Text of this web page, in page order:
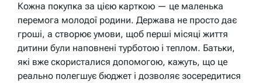
Кожна покупка за цією карткою — це маленька
перемога молодої родини. Держава не просто дає
гроші, а створює умови, щоб перші місяці життя
дитини були наповнені турботою і теплом. Батьки,
які вже скористалися допомогою, кажуть, що це
реально полегшує бюджет і дозволяє зосередитися